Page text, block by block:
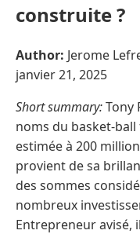
construite ?
Author: Jerome
janvier 21, 2025
Short summary:Tony
noms du basket-
estimée à 200
provient de sa
des sommes
nombreux
Entrepreneur avisé,